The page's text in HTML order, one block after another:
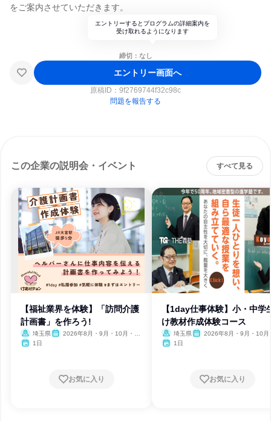
をご案内させていただきます。
エントリーするとプログラムの詳細案内を
受け取れるようになります
締切：なし
エントリー画面へ
原稿ID： 9f2769744f32c98c
問題を報告する
この企業の説明会・イベント すべて見る
【福祉業界を体験】「訪問介護
計画書」を作ろう!
埼玉県
2026年8月・9月・10月・11
1日
お気に入り
【1day仕事体験】小・中学
け教材作成体験コース
埼玉県
2026年8月・9月・10月
1日
お気に入り